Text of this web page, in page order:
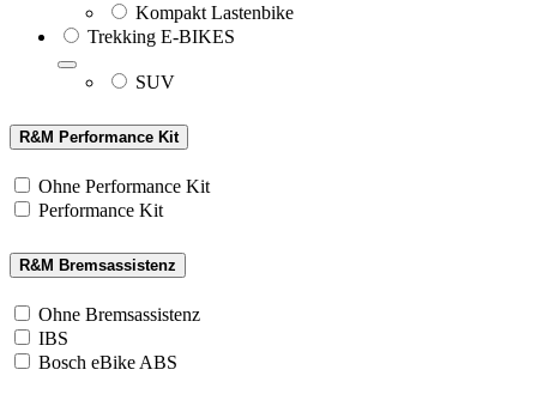
Kompakt Lastenbike
Trekking E-BIKES
SUV
R&M Performance Kit
Ohne Performance Kit
Performance Kit
R&M Bremsassistenz
Ohne Bremsassistenz
IBS
Bosch eBike ABS